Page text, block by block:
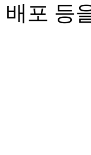
포 등